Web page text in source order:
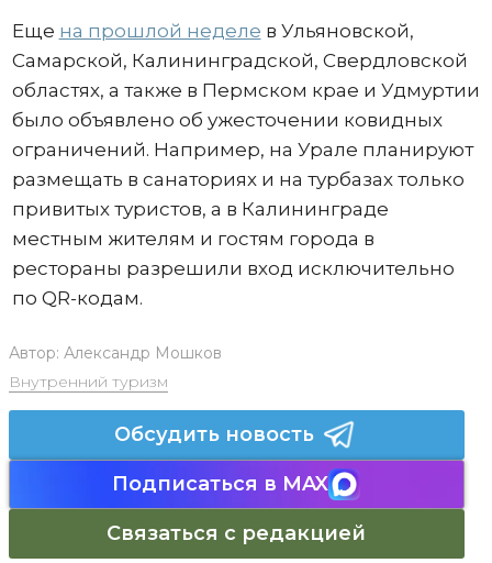
Еще на прошлой неделе в Ульяновской,
Самарской, Калининградской, Свердловской
областях, а также в Пермском крае и Удмуртии
было объявлено об ужесточении ковидных
ограничений. Например, на Урале планируют
размещать в санаториях и на турбазах только
привитых туристов, а в Калининграде
местным жителям и гостям города в
рестораны разрешили вход исключительно
по QR-кодам.
Автор: Александр Мошков
Внутренний туризм
Обсудить новость
Подписаться в MAX
Связаться с редакцией